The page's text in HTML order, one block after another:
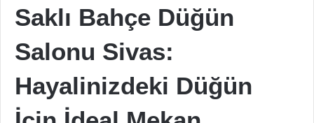
Saklı Bahçe Düğün
Salonu Sivas:
Hayalinizdeki Düğün